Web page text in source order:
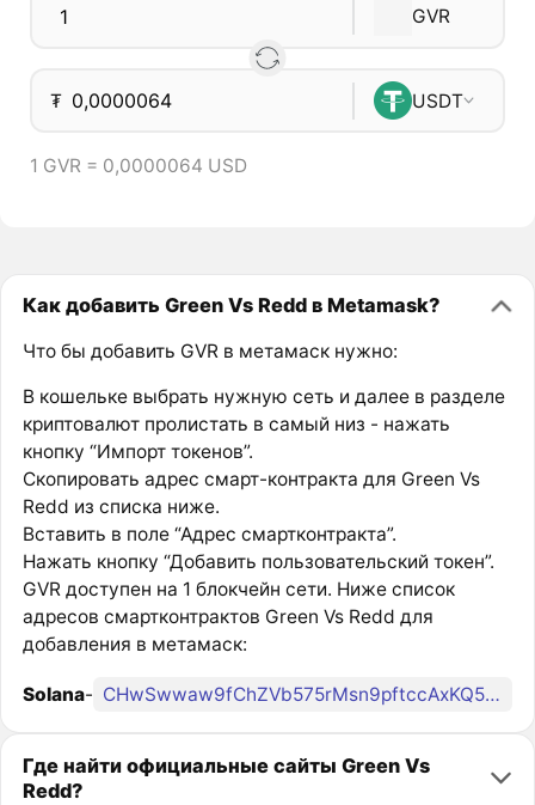
GVR
₮ USDT
1 GVR = 0,0000064 USD
Как добавить Green Vs Redd в Metamask?
Что бы добавить GVR в метамаск нужно:
В кошельке выбрать нужную сеть и далее в разделе
криптовалют пролистать в самый низ - нажать
кнопку “Импорт токенов”.
Скопировать адрес смарт-контракта для Green Vs
Redd из списка ниже.
Вставить в поле “Адрес смартконтракта”.
Нажать кнопку “Добавить пользовательский токен”.
GVR доступен на 1 блокчейн сети. Ниже список
адресов смартконтрактов Green Vs Redd для
добавления в метамаск:
Solana- CHwSwwaw9fChZVb575rMsn9pftccAxKQ5RN4Zovznauf
Где найти официальные сайты Green Vs
Redd?